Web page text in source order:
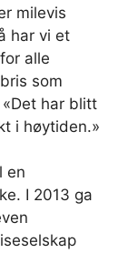
milevis
har vi et
alle
som
har blitt
i høytiden.»
en
I 2013 ga